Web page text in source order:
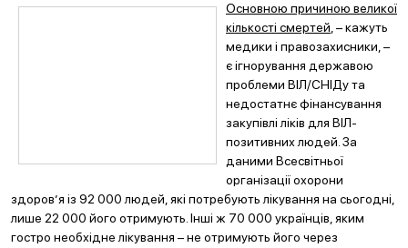
Основною причиною великої
кількості смертей , – кажуть
медики і правозахисники, –
є ігнорування державою
проблеми ВІЛ/СНІДу та
недостатнє фінансування
закупівлі ліків для ВІЛ-
позитивних людей. За
даними Всесвітньої
організації охорони
здоров’я із 92 000 людей, які потребують лікування на сьогодні,
лише 22 000 його отримують. Інші ж 70 000 українців, яким
гостро необхідне лікування – не отримують його через